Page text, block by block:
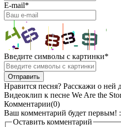
E-mail*
Введите символы с картинки*
Нравится песня? Расскажи о ней
Видеоклип к песне We Are the
Комментарии(0)
Ваш комментарий будет первым!
Оставить комментарий